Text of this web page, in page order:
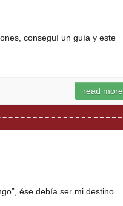
conseguí un guía y este
read more
ése debía ser mi destino.